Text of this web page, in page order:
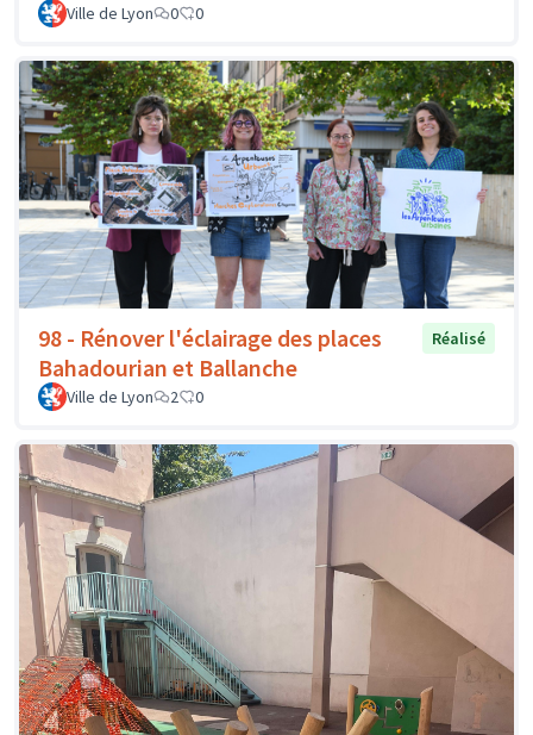
Ville de Lyon 0 0
98 - Rénover l'éclairage des places
Bahadourian et Ballanche
Réalisé
Ville de Lyon 2 0